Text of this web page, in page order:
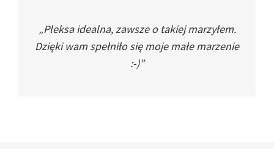
„Pleksa idealna, zawsze o takiej marzyłem.
Dzięki wam spełniło się moje małe marzenie
:-)”